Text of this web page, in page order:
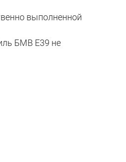
выполненной
БМВ Е39 не